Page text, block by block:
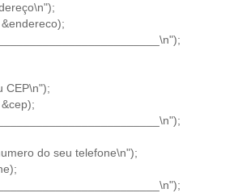
CEP\n");
do seu telefone\n");